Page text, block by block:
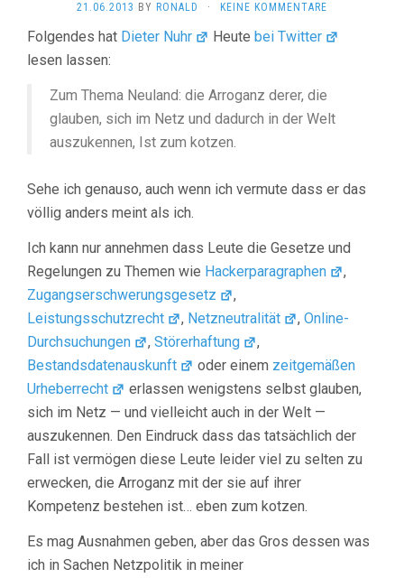
21.06.2013 BY RONALD · KEINE KOMMENTARE
Folgendes hat Dieter Nuhr Heutebei Twitter
lesen lassen:
Zum Thema Neuland: die Arroganz derer, die
glauben, sich im Netz und dadurch in der Welt
auszukennen, Ist zum kotzen.
Sehe ich genauso, auch wenn ich vermute dass er das
völlig anders meint als ich.
Ich kann nur annehmen dass Leute die Gesetze und
Regelungen zu Themen wie Hackerparagraphen
,
Zugangserschwerungsgesetz
,
Leistungsschutzrecht
, Netzneutralität ,Online-
Durchsuchungen
,Störerhaftung
,
Bestandsdatenauskunft
oder einem zeitgemäßen
Urheberrecht
erlassen wenigstens selbst glauben,
sich im Netz — und vielleicht auch in der Welt —
auszukennen. Den Eindruck dass das tatsächlich der
Fall ist vermögen diese Leute leider viel zu selten zu
erwecken, die Arroganz mit der sie auf ihrer
Kompetenz bestehen ist… eben zum kotzen.
Es mag Ausnahmen geben, aber das Gros dessen was
ich in Sachen Netzpolitik in meiner